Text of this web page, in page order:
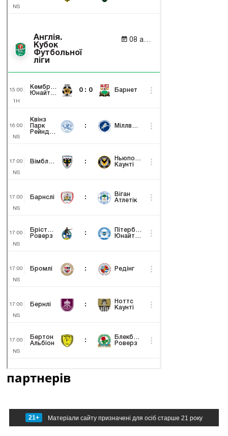
партнерів
21+ Матеріали сайту призначені для осіб старше 21 року